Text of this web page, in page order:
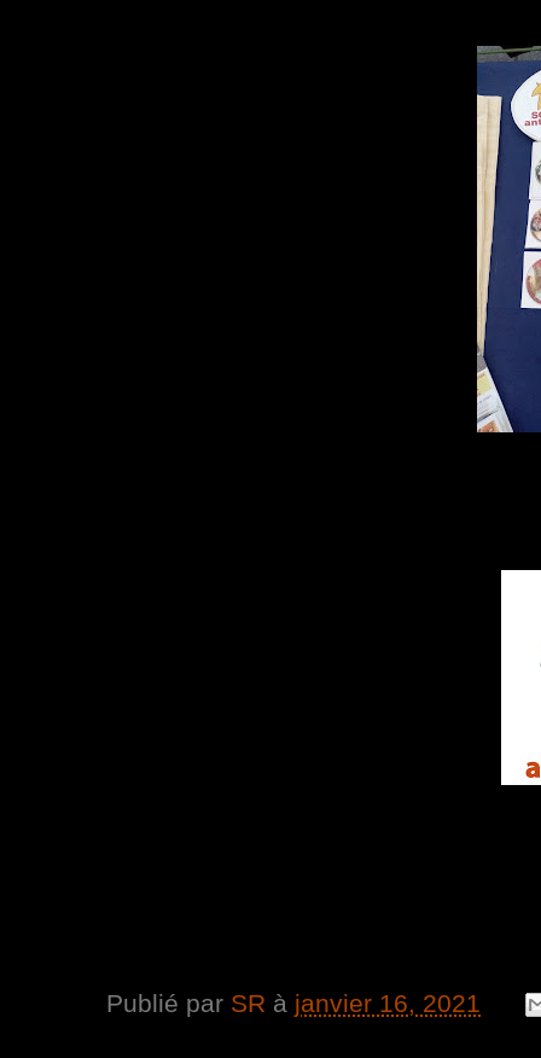
Publié par SR à janvier 16, 2021